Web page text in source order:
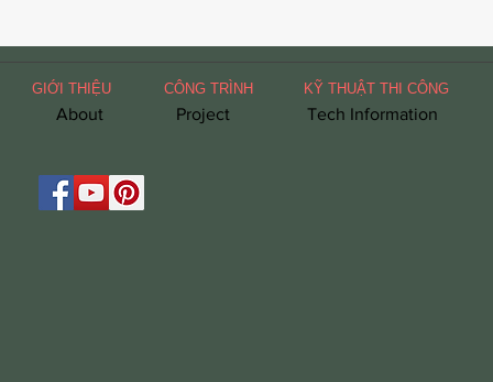
CÔNG TRÌNH KỸ THUẬT THI CÔNG
GIỚI THIỆU
About Project Tech Information